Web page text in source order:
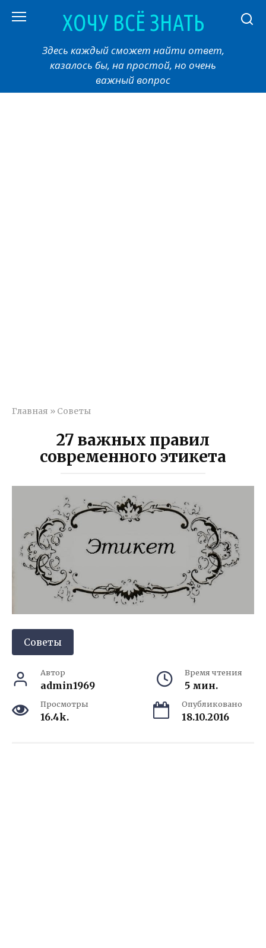
ХОЧУ ВСЁ ЗНАТЬ
Здесь каждый сможет найти ответ,
казалось бы, на простой, но очень
важный вопрос
Главная » Советы
27 важных правил
современного этикета
Советы
Автор
admin1969
Время чтения
5 мин.
Просмотры
16.4k.
Опубликовано
18.10.2016